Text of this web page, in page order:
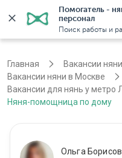
Помогатель -
персонал
Поиск работы и
Главная
Вакансии няни
Вакансии няни в Москве
Вакансии для нянь у метро
Няня-помощница по дому
Ольга